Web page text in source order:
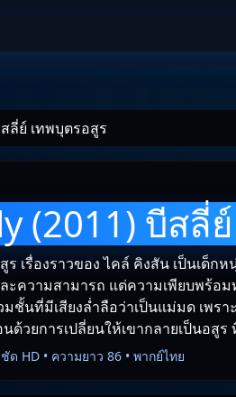
ลี่ย์ เทพบุตรอสูร
(2011) บีสลี่
ร เรื่องราวของ ไคล์ คิงสัน เป็นเด็
ละความสามารถ แต่ความเพียบพร้
มชั้นที่มีเสียงล่ำลือว่าเป็นแม่มด เพร
ด้วยการเปลี่ยนให้เขากลายเป็นอ
ด HD • ความยาว 86 • พากย์ไทย